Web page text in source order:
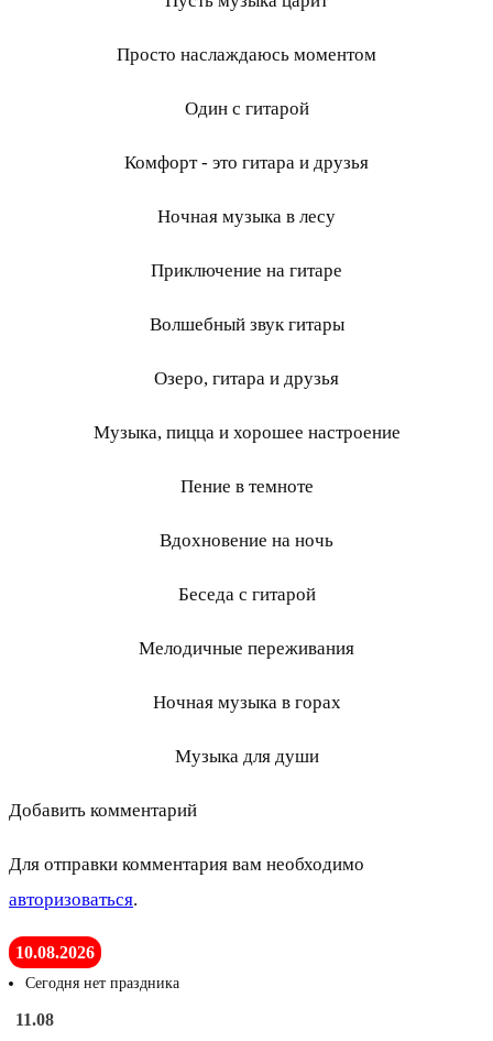
Просто наслаждаюсь моментом
Один с гитарой
Комфорт - это гитара и друзья
Ночная музыка в лесу
Приключение на гитаре
Волшебный звук гитары
Озеро, гитара и друзья
Музыка, пицца и хорошее настроение
Пение в темноте
Вдохновение на ночь
Беседа с гитарой
Мелодичные переживания
Ночная музыка в горах
Музыка для души
Добавить комментарий
Для отправки комментария вам необходимо
авторизоваться.
10.08.2026
Сегодня нет праздника
11.08